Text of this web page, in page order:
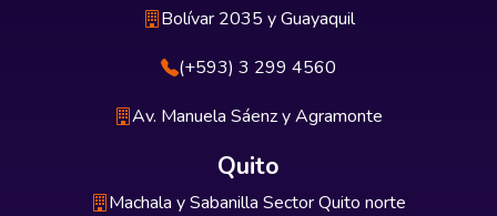
Bolívar 2035 y Guayaquil
(+593) 3 299 4560
Av. Manuela Sáenz y Agramonte
Quito
Machala y Sabanilla Sector Quito norte